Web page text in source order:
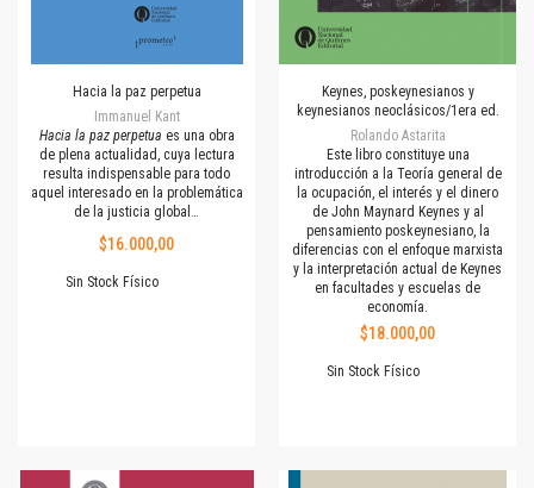
Hacia la paz perpetua
Immanuel Kant
Hacia la paz perpetua es una obra
de plena actualidad, cuya lectura
resulta indispensable para todo
aquel interesado en la problemática
de la justicia global…
$16.000,00
Sin Stock Físico
Keynes, poskeynesianos y
keynesianos neoclásicos/1era ed.
Rolando Astarita
Este libro constituye una
introducción a la Teoría general de
la ocupación, el interés y el dinero
de John Maynard Keynes y al
pensamiento poskeynesiano, la
diferencias con el enfoque marxista
y la interpretación actual de Keynes
en facultades y escuelas de
economía.
$18.000,00
Sin Stock Físico